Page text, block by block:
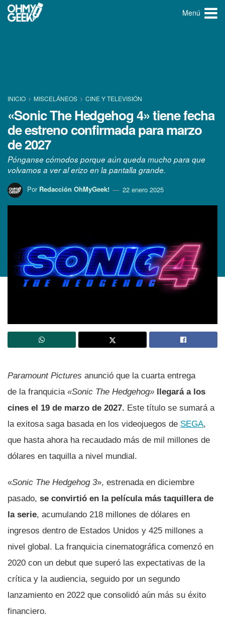
Menú
INICIO MISCELÁNEOS CINE Y TELEVISIÓN
«Sonic The Hedgehog 4» tiene fecha
de estreno confirmada para marzo
de 2027
Pónganse cómodos porque aún queda mucho para que
volvamos a ver al erizo en la pantalla grande.
Por Redacción OhMyGeek! 22 enero 2025
Paramount Pictures anunció que la cuarta entrega
de la franquicia «Sonic The Hedgehog» llegará a los
cines el 19 de marzo de 2027. Este título se sumará a
la exitosa saga basada en los videojuegos de SEGA,
que hasta ahora ha recaudado más de mil millones de
dólares en taquilla a nivel mundial.
«Sonic The Hedgehog 3», estrenada en diciembre
pasado, se convirtió en la película más taquillera de
la serie, acumulando 218 millones de dólares en
ingresos dentro de Estados Unidos y 425 millones a
nivel global. La franquicia cinematográfica comenzó en
2020 con un debut que superó las expectativas de la
crítica y la audiencia, seguido por un segundo
lanzamiento en 2022 que consolidó aún más su éxito
financiero.